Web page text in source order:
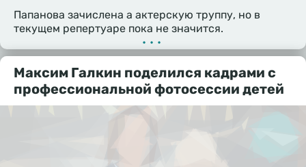
Папанова зачислена а актерскую труппу, но в
текущем репертуаре пока не значится.
•••
Максим Галкин поделился кадрами с
профессиональной фотосессии детей